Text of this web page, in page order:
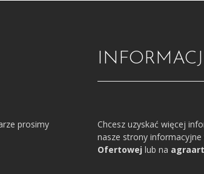
Chcesz uzyskać więcej
nasze strony informacyjne
Ofertowej lub na
prosimy